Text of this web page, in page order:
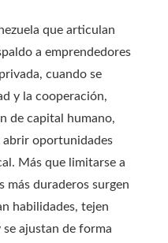
que articulan
a emprendedores
cuando se
y la cooperación,
de capital humano,
abrir oportunidades
Más que limitarse a
más duraderos surgen
habilidades, tejen
ajustan de forma